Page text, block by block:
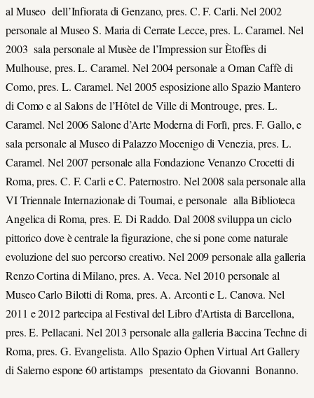
al Museo dell’Infiorata di Genzano, pres. C. F. Carli. Nel 2002
personale al Museo S. Maria di Cerrate Lecce, pres. L. Caramel. Nel
2003 sala personale al Musèe de l’Impression sur Ètoffes di
Mulhouse, pres. L. Caramel. Nel 2004 personale a Oman Caffè di
Como, pres. L. Caramel. Nel 2005 esposizione allo Spazio Mantero
di Como e al Salons de l’Hôtel de Ville di Montrouge, pres. L.
Caramel. Nel 2006 Salone d’Arte Moderna di Forlì, pres. F. Gallo, e
sala personale al Museo di Palazzo Mocenigo di Venezia, pres. L.
Caramel. Nel 2007 personale alla Fondazione Venanzo Crocetti di
Roma, pres. C. F. Carli e C. Paternostro. Nel 2008 sala personale alla
VI Triennale Internazionale di Tournai, e personale alla Biblioteca
Angelica di Roma, pres. E. Di Raddo. Dal 2008 sviluppa un ciclo
pittorico dove è centrale la figurazione, che si pone come naturale
evoluzione del suo percorso creativo. Nel 2009 personale alla galleria
Renzo Cortina di Milano, pres. A. Veca. Nel 2010 personale al
Museo Carlo Bilotti di Roma, pres. A. Arconti e L. Canova. Nel
2011 e 2012 partecipa al Festival del Libro d’Artista di Barcellona,
pres. E. Pellacani. Nel 2013 personale alla galleria Baccina Techne di
Roma, pres. G. Evangelista. Allo Spazio Ophen Virtual Art Gallery
di Salerno espone 60 artistamps presentato da Giovanni Bonanno.